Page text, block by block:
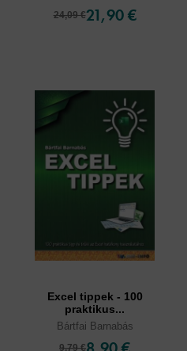
24,09 €21,90 €
Excel tippek - 100
praktikus...
Bártfai Barnabás
9,79 €